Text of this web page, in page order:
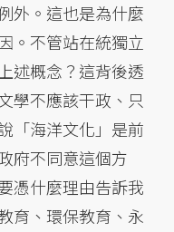
外。這也是為什麼
。不管站在統獨立
述概念？這背後透
學不應該干政、只
「海洋文化」是前
府不同意這個方
憑什麼理由告訴我
育、環保教育、永